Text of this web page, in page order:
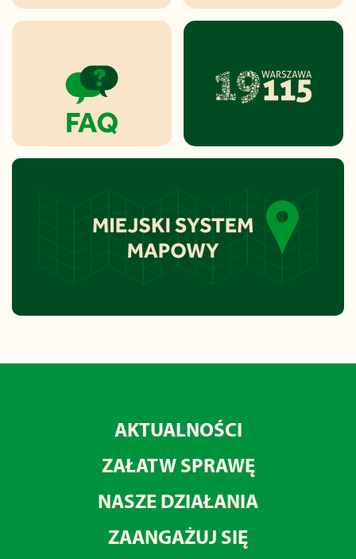
AKTUALNOŚCI
ZAŁATW SPRAWĘ
NASZE DZIAŁANIA
ZAANGAŻUJ SIĘ